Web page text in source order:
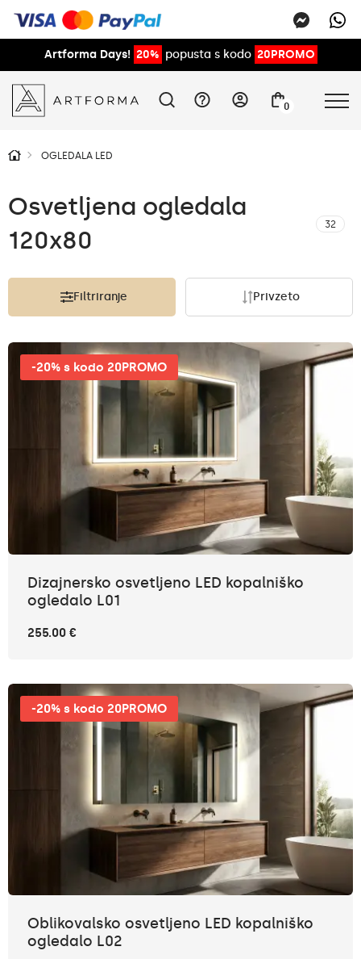
Artforma Days! 20% popusta s kodo 20PROMO
0
OGLEDALA LED
Osvetljena ogledala
120x80
32
Filtriranje Privzeto
-20% s kodo 20PROMO
Dizajnersko osvetljeno LED kopalniško
ogledalo L01
255.00 €
-20% s kodo 20PROMO
Oblikovalsko osvetljeno LED kopalniško
ogledalo L02